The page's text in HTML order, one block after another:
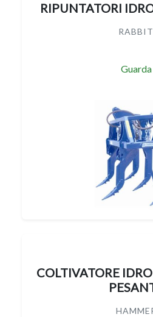
RIPUNTATORI
RABBIT
Guarda
COLTIVATORE